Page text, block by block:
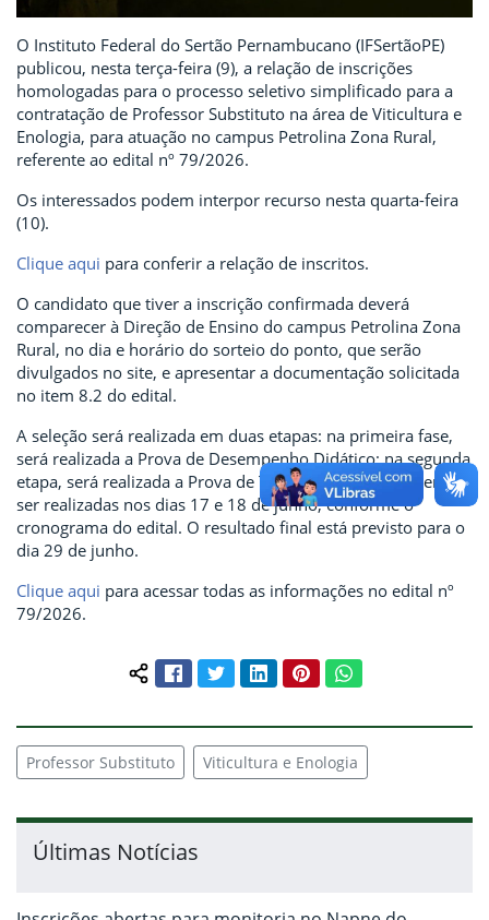
O Instituto Federal do Sertão Pernambucano (IFSertãoPE)
publicou, nesta terça-feira (9), a relação de inscrições
homologadas para o processo seletivo simplificado para a
contratação de Professor Substituto na área de Viticultura e
Enologia, para atuação no campus Petrolina Zona Rural,
referente ao edital nº 79/2026.
Os interessados podem interpor recurso nesta quarta-feira
(10).
Clique aqui para conferir a relação de inscritos.
O candidato que tiver a inscrição confirmada deverá
comparecer à Direção de Ensino do campus Petrolina Zona
Rural, no dia e horário do sorteio do ponto, que serão
divulgados no site, e apresentar a documentação solicitada
no item 8.2 do edital.
A seleção será realizada em duas etapas: na primeira fase,
será realizada a Prova de Desempenho Didático; na segunda
etapa, será realizada a Prova de Títulos. As provas devem
ser realizadas nos dias 17 e 18 de junho, conforme o
cronograma do edital. O resultado final está previsto para o
dia 29 de junho.
Clique aqui para acessar todas as informações no edital nº
79/2026.
Compartilhar conteúdo:
FacebookTwitterLinkedInPinterestWhatsApp
Professor Substituto Viticultura e Enologia
Últimas Notícias